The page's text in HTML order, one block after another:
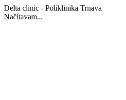
Delta clinic - Poliklinika Trnava
Načítavam...